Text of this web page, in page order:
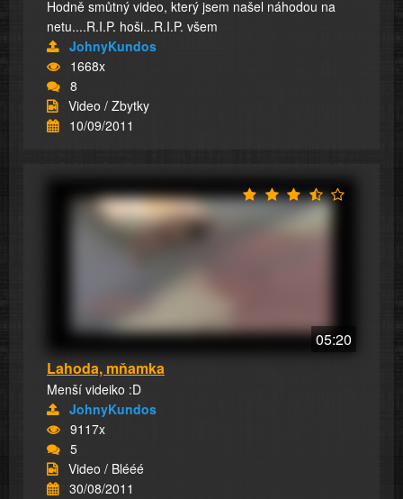
Hodně smůtný video, který jsem našel náhodou na
netu....R.I.P. hoši...R.I.P. všem
JohnyKundos
1668x
8
Video / Zbytky
10/09/2011
05:20
Lahoda, mňamka
Menší videiko :D
JohnyKundos
9117x
5
Video / Blééé
30/08/2011